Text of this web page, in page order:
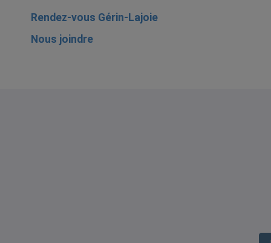
Rendez-vous Gérin-Lajoie
Nous joindre